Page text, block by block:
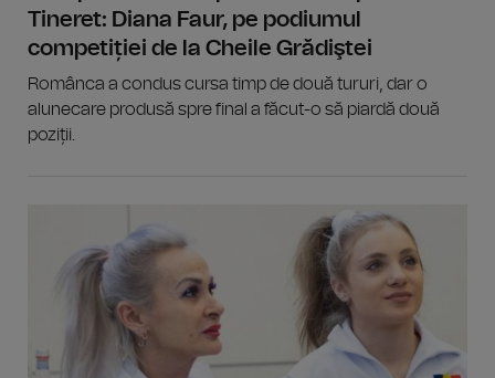
Tineret: Diana Faur, pe podiumul
competiției de la Cheile Grădiştei
Românca a condus cursa timp de două tururi, dar o
alunecare produsă spre final a făcut-o să piardă două
poziții.